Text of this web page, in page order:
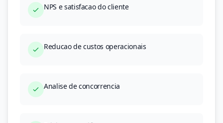
NPS e satisfacao do cliente
Reducao de custos operacionais
Analise de concorrencia